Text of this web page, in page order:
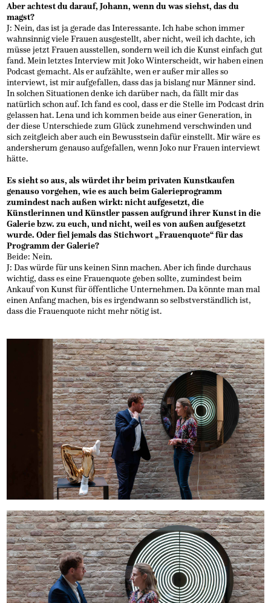
Aber achtest du darauf, Johann, wenn du was siehst, das du
magst?
J: Nein, das ist ja gerade das Interessante. Ich habe schon immer
wahnsinnig viele Frauen ausgestellt, aber nicht, weil ich dachte, ich
müsse jetzt Frauen ausstellen, sondern weil ich die Kunst einfach gut
fand. Mein letztes Interview mit Joko Winterscheidt, wir haben einen
Podcast gemacht. Als er aufzählte, wen er außer mir alles so
interviewt, ist mir aufgefallen, dass das ja bislang nur Männer sind.
In solchen Situationen denke ich darüber nach, da fällt mir das
natürlich schon auf. Ich fand es cool, dass er die Stelle im Podcast drin
gelassen hat. Lena und ich kommen beide aus einer Generation, in
der diese Unterschiede zum Glück zunehmend verschwinden und
sich zeitgleich aber auch ein Bewusstsein dafür einstellt. Mir wäre es
andersherum genauso aufgefallen, wenn Joko nur Frauen interviewt
hätte.
Es sieht so aus, als würdet ihr beim privaten Kunstkaufen
genauso vorgehen, wie es auch beim Galerieprogramm
zumindest nach außen wirkt: nicht aufgesetzt, die
Künstlerinnen und Künstler passen aufgrund ihrer Kunst in die
Galerie bzw. zu euch, und nicht, weil es von außen aufgesetzt
wurde. Oder fiel jemals das Stichwort „Frauenquote“ für das
Programm der Galerie?
Beide: Nein.
J: Das würde für uns keinen Sinn machen. Aber ich finde durchaus
wichtig, dass es eine Frauenquote geben sollte, zumindest beim
Ankauf von Kunst für öffentliche Unternehmen. Da könnte man mal
einen Anfang machen, bis es irgendwann so selbstverständlich ist,
dass die Frauenquote nicht mehr nötig ist.